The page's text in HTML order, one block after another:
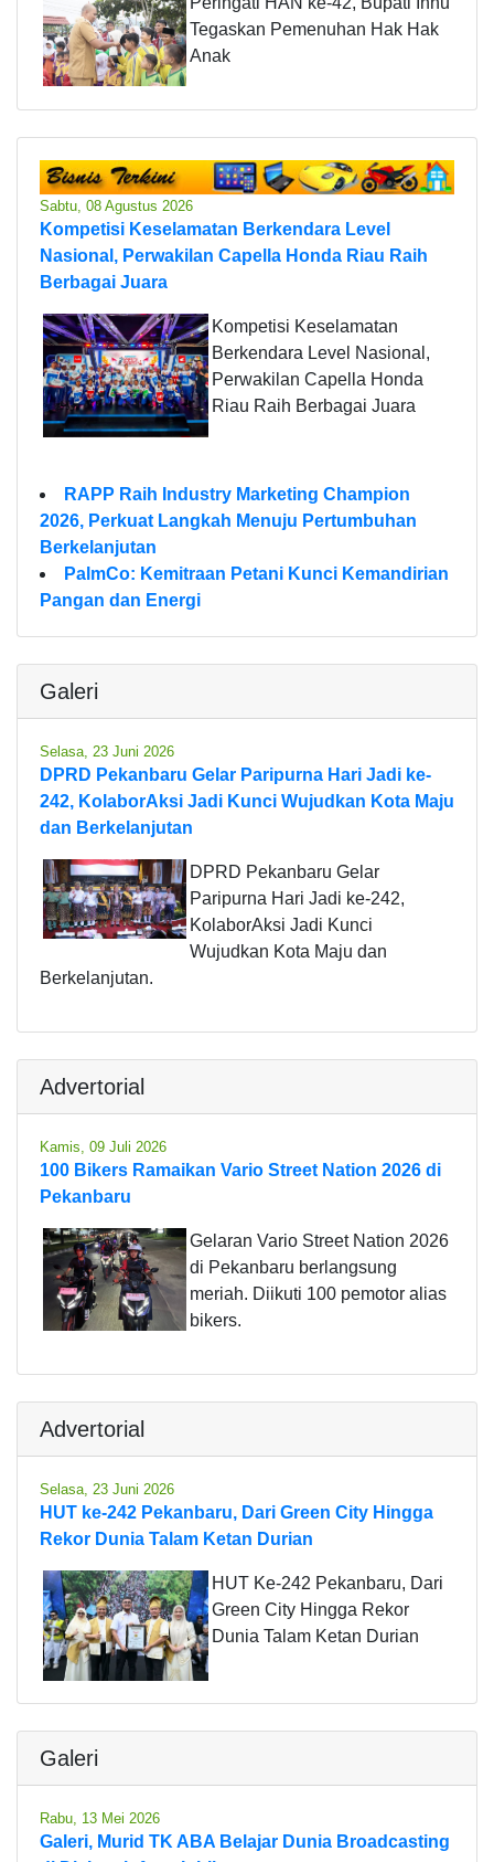
Tegaskan Pemenuhan Hak Hak
Anak
Sabtu, 08 Agustus 2026
Kompetisi Keselamatan Berkendara Level
Nasional, Perwakilan Capella Honda Riau Raih
Berbagai Juara
Kompetisi Keselamatan
Berkendara Level Nasional,
Perwakilan Capella Honda
Riau Raih Berbagai Juara
RAPP Raih Industry Marketing Champion
2026, Perkuat Langkah Menuju Pertumbuhan
Berkelanjutan
PalmCo: Kemitraan Petani Kunci Kemandirian
Pangan dan Energi
Galeri
Selasa, 23 Juni 2026
DPRD Pekanbaru Gelar Paripurna Hari Jadi ke-
242, KolaborAksi Jadi Kunci Wujudkan Kota Maju
dan Berkelanjutan
DPRD Pekanbaru Gelar
Paripurna Hari Jadi ke-242,
KolaborAksi Jadi Kunci
Wujudkan Kota Maju dan
Berkelanjutan.
Advertorial
Kamis, 09 Juli 2026
100 Bikers Ramaikan Vario Street Nation 2026 di
Pekanbaru
Gelaran Vario Street Nation 2026
di Pekanbaru berlangsung
meriah. Diikuti 100 pemotor alias
bikers.
Advertorial
Selasa, 23 Juni 2026
HUT ke-242 Pekanbaru, Dari Green City Hingga
Rekor Dunia Talam Ketan Durian
HUT Ke-242 Pekanbaru, Dari
Green City Hingga Rekor
Dunia Talam Ketan Durian
Galeri
Rabu, 13 Mei 2026
Galeri, Murid TK ABA Belajar Dunia Broadcasting